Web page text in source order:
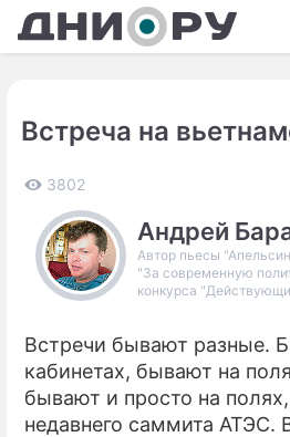
Встреча на
3802
Андрей
Автор пьесы
"За современную
конкурса
Встречи бывают разные.
кабинетах, бывают на
бывают и просто на
недавнего саммита АТЭС.